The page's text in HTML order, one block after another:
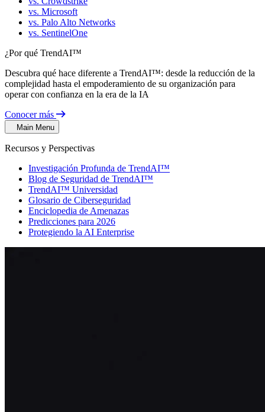
vs. Microsoft
vs. Palo Alto Networks
vs. SentinelOne
¿Por qué TrendAI™
Descubra qué hace diferente a TrendAI™: desde la reducción de la
complejidad hasta el empoderamiento de su organización para
operar con confianza en la era de la IA
Conocer más
Main Menu
Recursos y Perspectivas
Investigación Profunda de TrendAI™
Blog de Seguridad de TrendAI™
TrendAI™ Universidad
Glosario de Ciberseguridad
Enciclopedia de Amenazas
Predicciones para 2026
Protegiendo la AI Enterprise